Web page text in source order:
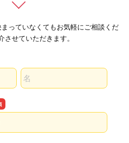
っていなくてもお気軽にご相談くだ
させていただきます。